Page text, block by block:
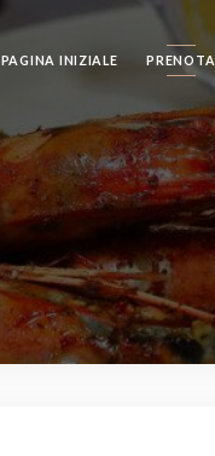
PAGINA INIZIALE PRENOTA